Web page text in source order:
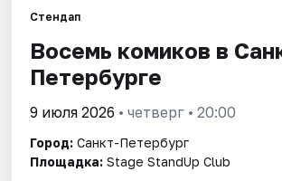
Города
Площадки
Рейтинги
Стендап
Восемь комиков в
Петербурге
9 июля 2026 • четверг • 20:00
Город: Санкт-Петербург
Площадка: Stage StandUp Club